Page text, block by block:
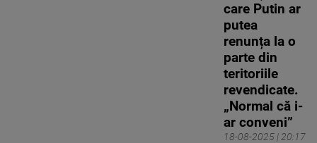
18-08-2025 | 20:17
care Putin ar
putea
renunța la o
parte din
teritoriile
revendicate.
„Normal că i-
ar conveni”